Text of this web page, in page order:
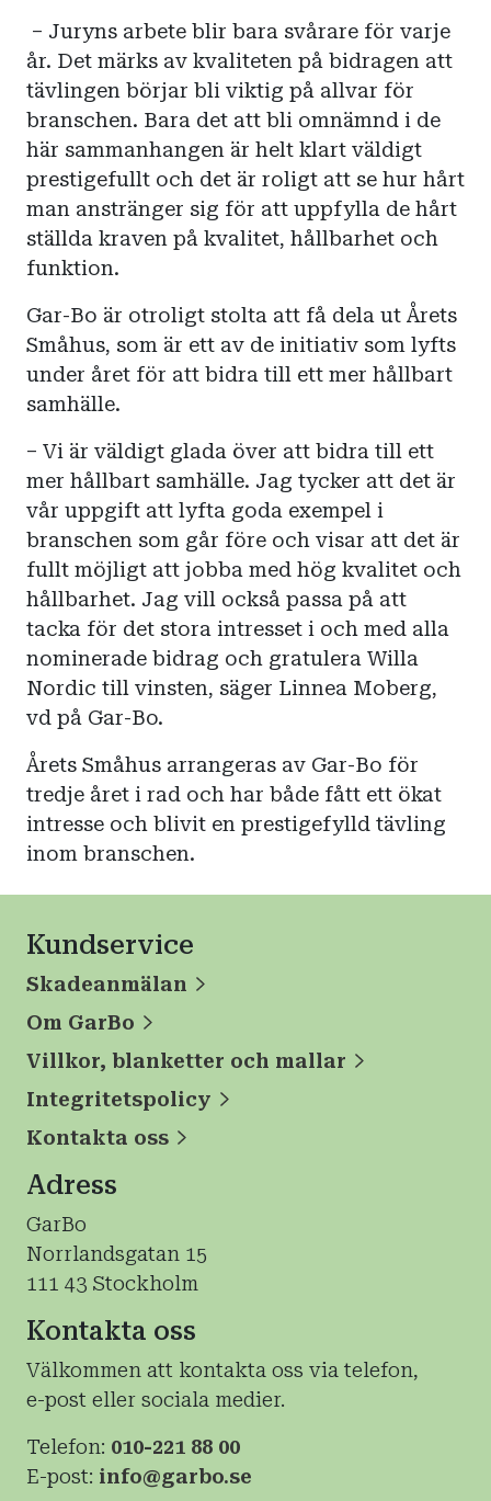
– Juryns arbete blir bara svårare för varje
år. Det märks av kvaliteten på bidragen att
tävlingen börjar bli viktig på allvar för
branschen. Bara det att bli omnämnd i de
här sammanhangen är helt klart väldigt
prestigefullt och det är roligt att se hur hårt
man anstränger sig för att uppfylla de hårt
ställda kraven på kvalitet, hållbarhet och
funktion.
Gar-Bo är otroligt stolta att få dela ut Årets
Småhus, som är ett av de initiativ som lyfts
under året för att bidra till ett mer hållbart
samhälle.
– Vi är väldigt glada över att bidra till ett
mer hållbart samhälle. Jag tycker att det är
vår uppgift att lyfta goda exempel i
branschen som går före och visar att det är
fullt möjligt att jobba med hög kvalitet och
hållbarhet. Jag vill också passa på att
tacka för det stora intresset i och med alla
nominerade bidrag och gratulera Willa
Nordic till vinsten, säger Linnea Moberg,
vd på Gar-Bo.
Årets Småhus arrangeras av Gar-Bo för
tredje året i rad och har både fått ett ökat
intresse och blivit en prestigefylld tävling
inom branschen.
Kundservice
Skadeanmälan
Om GarBo
Villkor, blanketter och mallar
Integritetspolicy
Kontakta oss
Adress
GarBo
Norrlandsgatan 15
111 43 Stockholm
Kontakta oss
Välkommen att kontakta oss via telefon,
e-post eller sociala medier.
Telefon: 010-221 88 00
E-post: info@garbo.se